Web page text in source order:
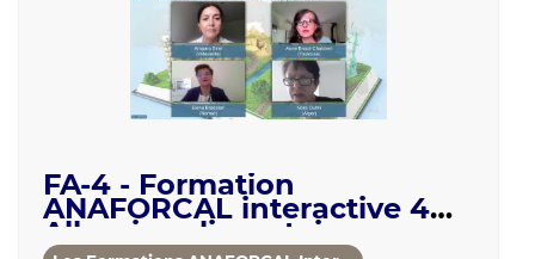
FA-4 - Formation
ANAFORCAL interactive 4
Allergies alimentaires